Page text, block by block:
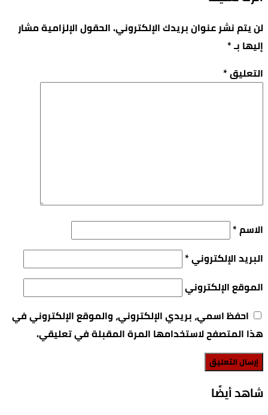
لن يتم نشر عنوان بريدك الإلكتروني.الحقول الإلزامية مشار
إليها بـ*
التعليق*
الاسم*
البريد الإلكتروني*
الموقع الإلكتروني
احفظ اسمي، بريدي الإلكتروني، والموقع الإلكتروني في
هذا المتصفح لاستخدامها المرة المقبلة في تعليقي.
‫شاهد أيضًا‬